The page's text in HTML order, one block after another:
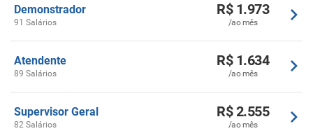
Demonstrador
91 Salários
R$ 1.973
/ao mês
Atendente
89 Salários
R$ 1.634
/ao mês
Supervisor Geral
82 Salários
R$ 2.555
/ao mês